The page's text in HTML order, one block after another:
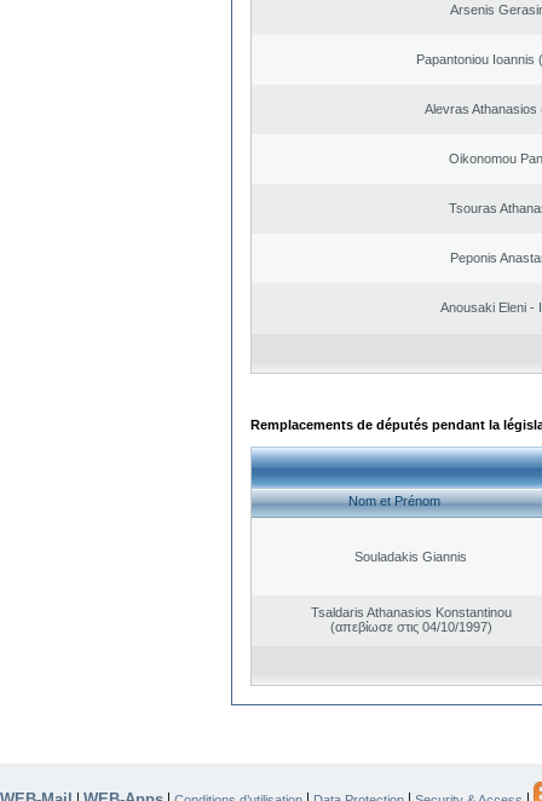
Arsenis
Papantoniou Ioannis
Alevras Athanasios
Oikonomou
Tsouras
Peponis
Anousaki Eleni -
Remplacements de députés pendant la
Nom et Prénom
Souladakis Giannis
Tsaldaris Athanasios Konstantinou
(απεβίωσε στις 04/10/1997)
| | | | |